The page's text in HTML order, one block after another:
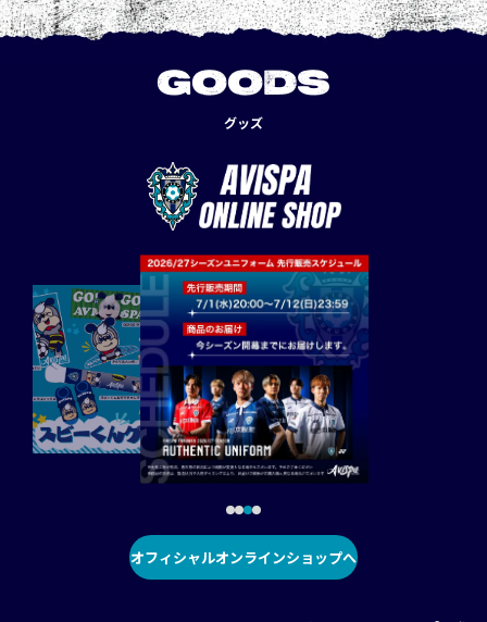
GOODS
グッズ
オフィシャルオンラインショップへ